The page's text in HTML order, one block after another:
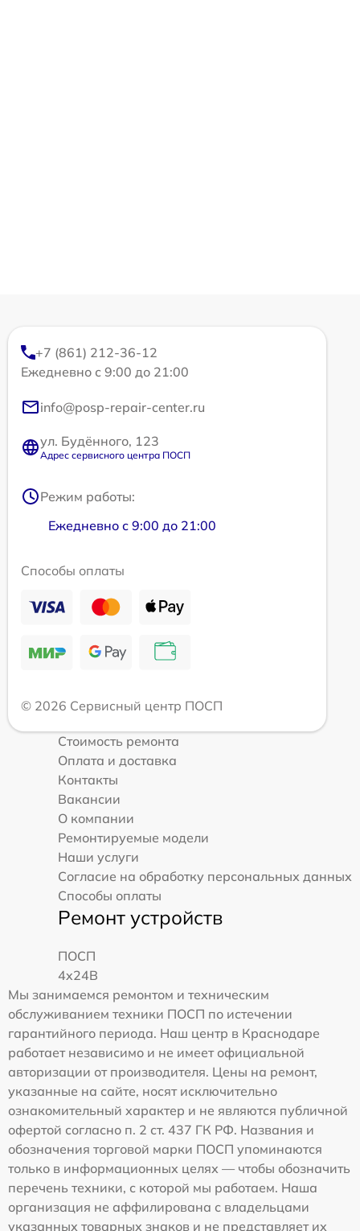
+7 (861) 212-36-12
Ежедневно с 9:00 до 21:00
info@posp-repair-center.ru
ул. Будённого, 123
Адрес сервисного центра ПОСП
Режим работы:
Ежедневно с 9:00 до 21:00
Способы оплаты
© 2026 Сервисный центр ПОСП
Стоимость ремонта
Оплата и доставка
Контакты
Вакансии
О компании
Ремонтируемые модели
Наши услуги
Согласие на обработку персональных данных
Способы оплаты
Ремонт устройств
ПОСП
4x24B
Мы занимаемся ремонтом и техническим
обслуживанием техники ПОСП по истечении
гарантийного периода. Наш центр в Краснодаре
работает независимо и не имеет официальной
авторизации от производителя. Цены на ремонт,
указанные на сайте, носят исключительно
ознакомительный характер и не являются публичной
офертой согласно п. 2 ст. 437 ГК РФ. Названия и
обозначения торговой марки ПОСП упоминаются
только в информационных целях — чтобы обозначить
перечень техники, с которой мы работаем. Наша
организация не аффилирована с владельцами
указанных товарных знаков и не представляет их